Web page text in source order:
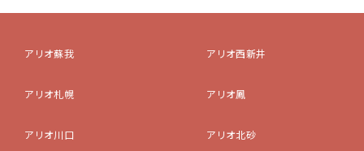
アリオ蘇我
アリオ札幌
アリオ川口
アリオ西新井
アリオ鳳
アリオ北砂